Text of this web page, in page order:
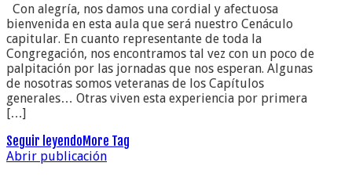
Con alegría, nos damos una cordial y afectuosa
bienvenida en esta aula que será nuestro Cenáculo
capitular. En cuanto representante de toda la
Congregación, nos encontramos tal vez con un poco de
palpitación por las jornadas que nos esperan. Algunas
de nosotras somos veteranas de los Capítulos
generales… Otras viven esta experiencia por primera
[…]
Seguir leyendoMore Tag
Abrir publicación